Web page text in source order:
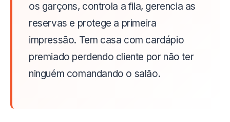
os garçons, controla a fila, gerencia as
reservas e protege a primeira
impressão. Tem casa com cardápio
premiado perdendo cliente por não ter
ninguém comandando o salão.